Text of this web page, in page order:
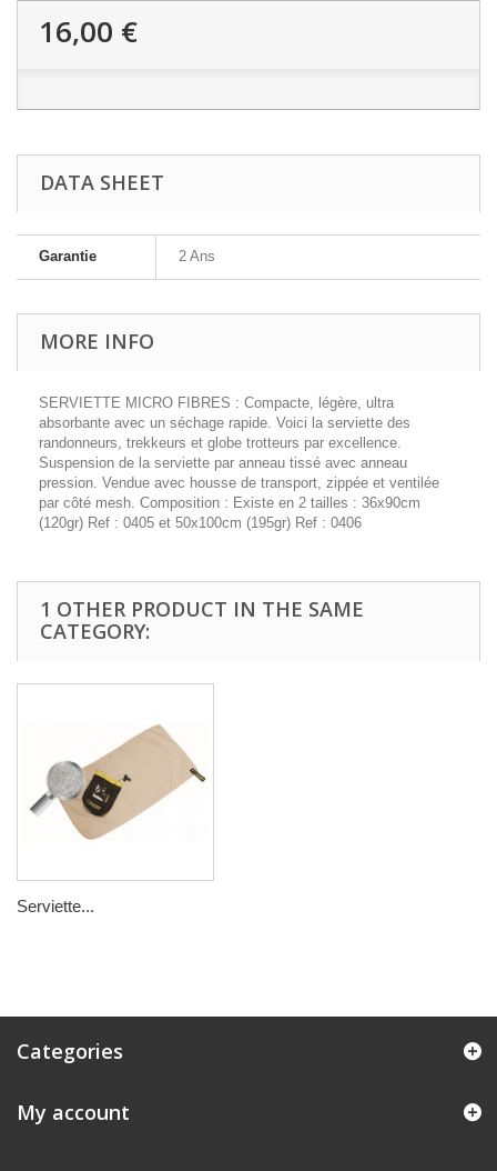
16,00 €
DATA SHEET
Garantie 2 Ans
MORE INFO
SERVIETTE MICRO FIBRES : Compacte, légère, ultra
absorbante avec un séchage rapide. Voici la serviette des
randonneurs, trekkeurs et globe trotteurs par excellence.
Suspension de la serviette par anneau tissé avec anneau
pression. Vendue avec housse de transport, zippée et ventilée
par côté mesh. Composition : Existe en 2 tailles : 36x90cm
(120gr) Ref : 0405 et 50x100cm (195gr) Ref : 0406
1 OTHER PRODUCT IN THE SAME
CATEGORY:
Serviette...
Categories
My account